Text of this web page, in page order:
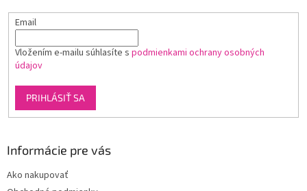
y
p
Email
Vložením e-mailu súhlasíte s podmienkami ochrany osobných
údajov
PRIHLÁSIŤ SA
Informácie pre vás
Ako nakupovať